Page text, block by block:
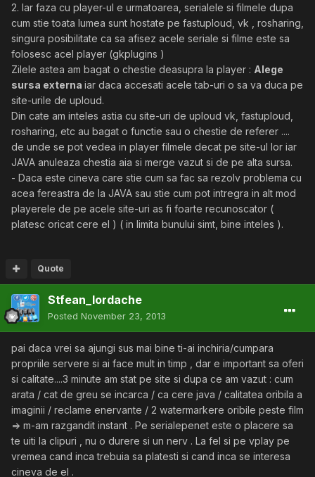
2. Iar faza cu player-ul e urmatoarea, serialele si filmele dupa
cum stie toata lumea sunt hostate pe fastuploud, vk , rosharing,
singura posibilitate ca sa afisez acele seriale si filme este sa
folosesc acel player (gkplugins )
Zilele astea am bagat o chestie deasupra la player : Alege
sursa externa iar daca accesati acele tab-uri o sa va duca pe
site-urile de uploud.
Din cate am inteles astia cu site-uri de uploud vk, fastuploud,
rosharing, etc au bagat o functie sau o chestie de referer ....
de unde se pot vedea in player filmele decat pe site-ul lor iar
JAVA anuleaza chestia aia si merge vazut si de pe alta sursa.
- Daca este cineva care stie cum sa fac sa rezolv problema cu
acea fereastra de la JAVA sau stie cum pot intregra in alt mod
playerele de pe acele site-uri as fi foarte recunoscator (
platesc oricat cere el ) ( in limita bunului simt, bine inteles ).
Quote
Stfean_Iordache
Posted November 23, 2013
pai daca vrei sa ajungi sus mai bine ti-ai inchiria/cumpara
propriile servere si ai face mult in timp , dar e important sa oferi
si calitate....3 minute am stat pe site si dupa ce am vazut : cum
arata / cat de greu se incarca / ca cere java / calitatea oribila a
imaginii / reclame enervante / 2 watermarkere oribile peste film
=> m-am razgandit instant . Pe serialepenet este o placere sa
te uiti la clipuri , nu o durere si un nerv . La fel si pe vplay pe
vremea cand inca trebuia sa platesti si cand inca se interesa
cineva de el .